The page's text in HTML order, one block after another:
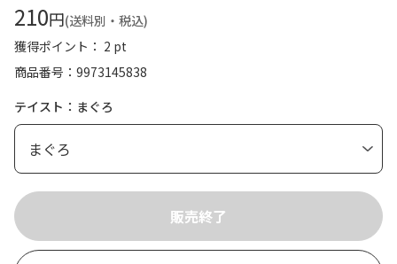
210円(送料別・税込)
獲得ポイント： 2 pt
商品番号
9973145838
テイスト：まぐろ